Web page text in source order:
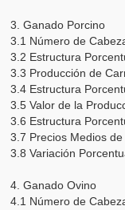
3. Ganado Porcino
3.1 Número de
3.2 Estructura
3.3 Producción de
3.4 Estructura
3.5 Valor de la
3.6 Estructura
3.7 Precios Medios
3.8 Variación
4. Ganado Ovino
4.1 Número de